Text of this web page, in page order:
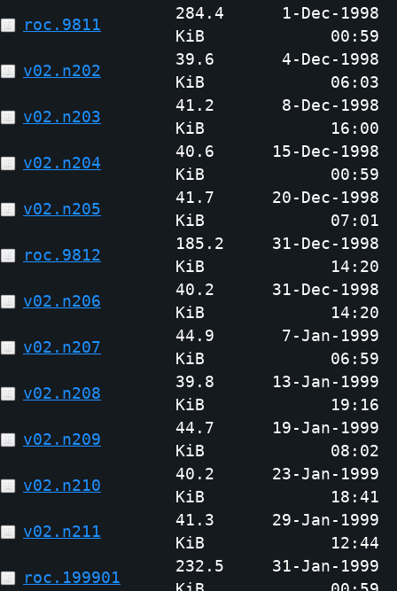
roc.9811
284.4
KiB
1-Dec-1998
00:59
v02.n202
39.6
KiB
4-Dec-1998
06:03
v02.n203
41.2
KiB
8-Dec-1998
16:00
v02.n204
40.6
KiB
15-Dec-1998
00:59
v02.n205
41.7
KiB
20-Dec-1998
07:01
roc.9812
185.2
KiB
31-Dec-1998
14:20
v02.n206
40.2
KiB
31-Dec-1998
14:20
v02.n207
44.9
KiB
7-Jan-1999
06:59
v02.n208
39.8
KiB
13-Jan-1999
19:16
v02.n209
44.7
KiB
19-Jan-1999
08:02
v02.n210
40.2
KiB
23-Jan-1999
18:41
v02.n211
41.3
KiB
29-Jan-1999
12:44
roc.199901
232.5
31-Jan-1999